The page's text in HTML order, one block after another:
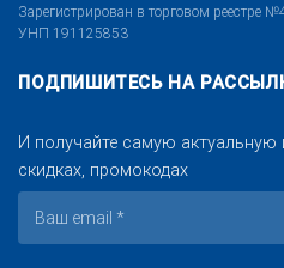
Зарегистрирован в торговом реестре
УНП 191125853
ПОДПИШИТЕСЬ НА
И получайте самую
скидках, промокодах